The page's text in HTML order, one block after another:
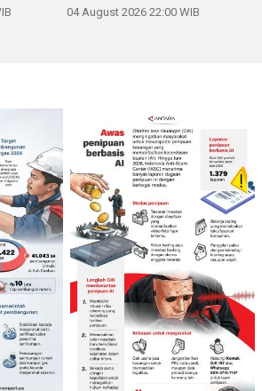
04 August 2026 22:00 WIB